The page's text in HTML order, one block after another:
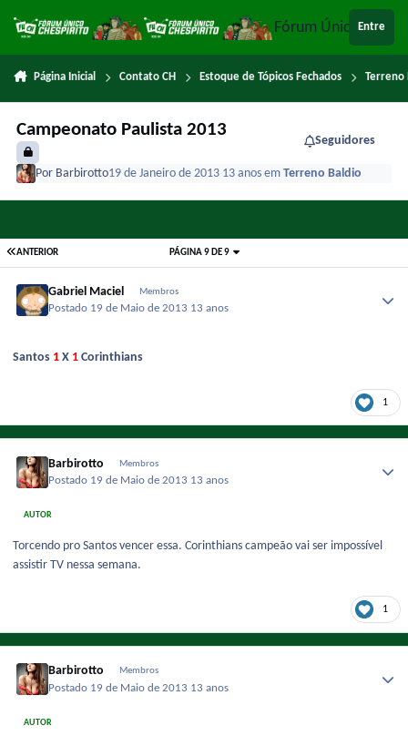
Fórum ÚnicoEntre
Página Inicial Contato CH Estoque de Tópicos Fechados
Campeonato Paulista 2013
Seguidores
Por Barbirotto19 de Janeiro de 2013 13 anosemTerreno Baldio
ANTERIOR PÁGINA 9 DE 9
Gabriel Maciel Membros
Postado 19 de Maio de 2013 13 anos
Santos 1 X 1 Corinthians
1
Barbirotto Membros
Postado 19 de Maio de 2013 13 anos
AUTOR
Torcendo pro Santos vencer essa. Corinthians campeão vai ser impossível
assistir TV nessa semana.
1
Barbirotto Membros
Postado 19 de Maio de 2013 13 anos
AUTOR